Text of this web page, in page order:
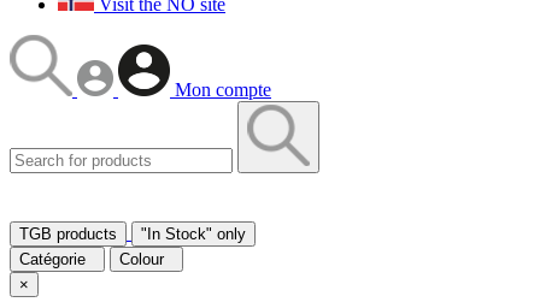
Mon compte
TGB products
"In Stock" only
Catégorie
Colour
×